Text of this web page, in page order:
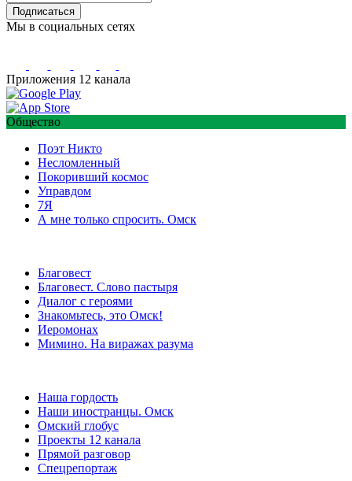
Подписаться
Мы в социальных сетях
Приложения 12 канала
Общество
Поэт Никто
Несломленный
Покоривший космос
Управдом
7Я
А мне только спросить. Омск
Благовест
Благовест. Слово пастыря
Диалог с героями
Знакомьтесь, это Омск!
Иеромонах
Мимино. На виражах разума
Наша гордость
Наши иностранцы. Омск
Омский глобус
Проекты 12 канала
Прямой разговор
Спецрепортаж